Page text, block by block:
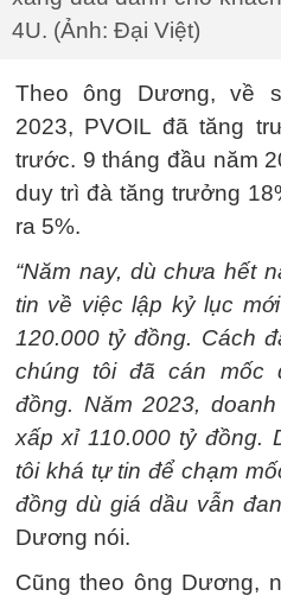
4U. (Ảnh: Đại Việt)
Theo ông Dương, về
2023, PVOIL đã tăng
trước. 9 tháng đầu năm
duy trì đà tăng trưởng
ra 5%.
“Năm nay, dù chưa hết
tin về việc lập kỷ lục
120.000 tỷ đồng. Cách
chúng tôi đã cán mốc
đồng. Năm 2023,
xấp xỉ 110.000 tỷ đồng.
tôi khá tự tin để chạm
đồng dù giá dầu vẫn
Dương nói.
Cũng theo ông Dương,